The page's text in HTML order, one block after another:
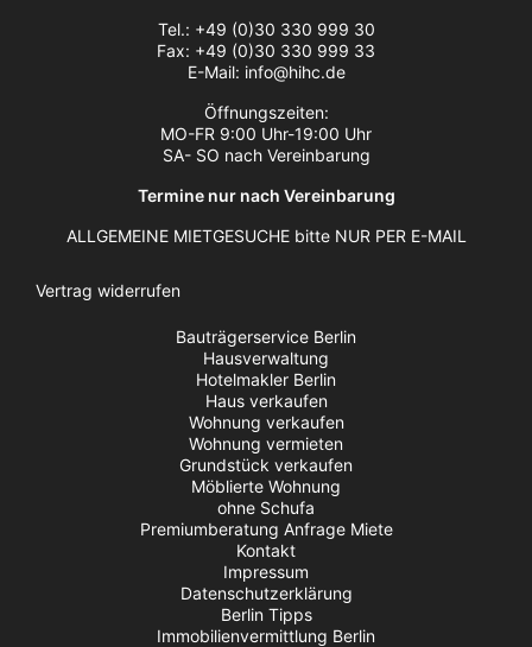
Tel.: +49 (0)30 330 999 30
Fax: +49 (0)30 330 999 33
E-Mail: info@hihc.de
Öffnungszeiten:
MO-FR 9:00 Uhr-19:00 Uhr
SA- SO nach Vereinbarung
Termine nur nach Vereinbarung
ALLGEMEINE MIETGESUCHE bitte NUR PER E-MAIL
Vertrag widerrufen
Bauträgerservice Berlin
Hausverwaltung
Hotelmakler Berlin
Haus verkaufen
Wohnung verkaufen
Wohnung vermieten
Grundstück verkaufen
Möblierte Wohnung
ohne Schufa
Premiumberatung Anfrage Miete
Kontakt
Impressum
Datenschutzerklärung
Berlin Tipps
Immobilienvermittlung Berlin